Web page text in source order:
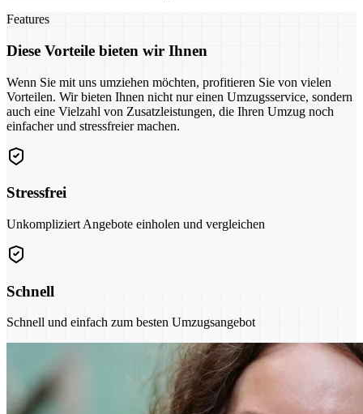
Features
Diese Vorteile bieten wir Ihnen
Wenn Sie mit uns umziehen möchten, profitieren Sie von vielen
Vorteilen. Wir bieten Ihnen nicht nur einen Umzugsservice, sondern
auch eine Vielzahl von Zusatzleistungen, die Ihren Umzug noch
einfacher und stressfreier machen.
Stressfrei
Unkompliziert Angebote einholen und vergleichen
Schnell
Schnell und einfach zum besten Umzugsangebot